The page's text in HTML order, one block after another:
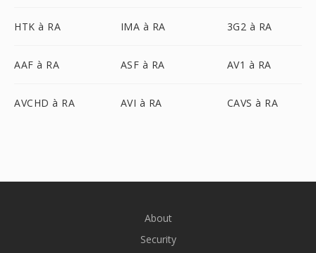
HTK à RA IMA à RA 3G2 à RA
AAF à RA ASF à RA AV1 à RA
AVCHD à RA AVI à RA CAVS à RA
About
Security